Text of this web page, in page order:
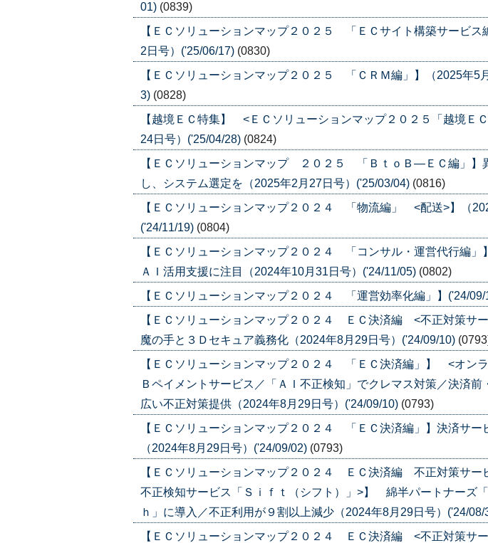
01) (0839)
【ＥＣソリューションマップ２０２５ 「ＥＣサイト構築サービス
2日号）('25/06/17) (0830)
【ＥＣソリューションマップ２０２５ 「ＣＲＭ編」】（2025年5
3) (0828)
【越境ＥＣ特集】 <ＥＣソリューションマップ２０２５「越境Ｅ
24日号）('25/04/28) (0824)
【ＥＣソリューションマップ ２０２５ 「ＢｔｏＢ―ＥＣ編」】
し、システム選定を（2025年2月27日号）('25/03/04) (0816)
【ＥＣソリューションマップ２０２４ 「物流編」 <配送>】（
('24/11/19) (0804)
【ＥＣソリューションマップ２０２４ 「コンサル・運営代行編」
ＡＩ活用支援に注目（2024年10月31日号）('24/11/05) (0802)
【ＥＣソリューションマップ２０２４ 「運営効率化編」】('24/09/
【ＥＣソリューションマップ２０２４ ＥＣ決済編 <不正対策サ
魔の手と３Ｄセキュア義務化（2024年8月29日号）('24/09/10)
【ＥＣソリューションマップ２０２４ 「ＥＣ決済編」】 <オン
Ｂペイメントサービス／「ＡＩ不正検知」でクレマス対策／決済前
広い不正対策提供（2024年8月29日号）('24/09/10) (0793)
【ＥＣソリューションマップ２０２４ 「ＥＣ決済編」】決済サー
（2024年8月29日号）('24/09/02) (0793)
【ＥＣソリューションマップ２０２４ ＥＣ決済編 不正対策サ
不正検知サービス「Ｓｉｆｔ（シフト）」>】 綿半パートナーズ
ｈ」に導入／不正利用が９割以上減少（2024年8月29日号）('24/08/
【ＥＣソリューションマップ２０２４ ＥＣ決済編 <不正対策サ